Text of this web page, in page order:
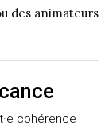
des animateurs
cohérence